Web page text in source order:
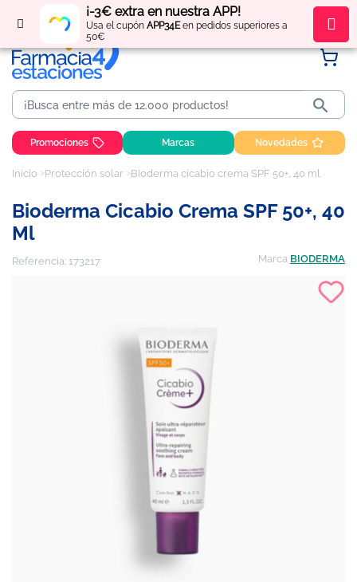
¡-3€ extra en nuestra APP!
Usa el cupón APP34Een pedidos superiores a
50€
Regístratey obténpuntos por tus compras

Promociones Marcas Novedades
Inicio Protección solar Bioderma cicabio crema SPF 50+, 40 ml
Bioderma Cicabio Crema SPF 50+, 40
Ml
Referencia: 173217 Marca BIODERMA